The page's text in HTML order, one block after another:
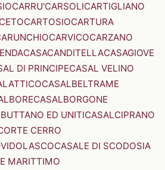
CARRU'CARSOLICARTIGLIANO
CARTOSIOCARTURA
CARVICOCARZANO
CASACANDITELLACASAGIOVE
DI PRINCIPECASAL VELINO
CASALBELTRAME
CASALBORGONE
ED UNITICASALCIPRANO
CERRO
CASALE DI SCODOSIA
MARITTIMO